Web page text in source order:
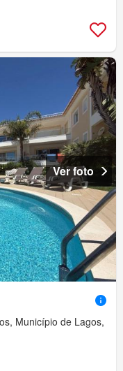
Ver foto
Município de Lagos,